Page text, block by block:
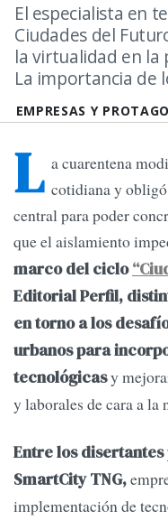
EMPRESAS Y
El especialista en
Ciudades del
la virtualidad en la
La importancia de
L a cuarentena
cotidiana y
central para poder
que el aislamiento
marco del ciclo
Editorial Perfil,
en torno a los
urbanos para
tecnológicasy
y laborales de cara a la
Entre los disertantes
SmartCity TNG,
implementación de